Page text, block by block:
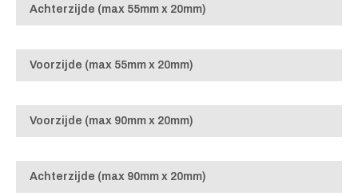
Achterzijde (max 55mm x 20mm)
Voorzijde (max 55mm x 20mm)
Voorzijde (max 90mm x 20mm)
Achterzijde (max 90mm x 20mm)